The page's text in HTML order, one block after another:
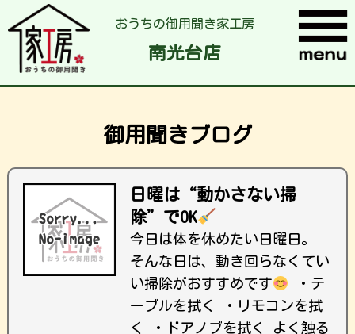
おうちの御用聞き家工房
南光台店
御用聞きブログ
日曜は“動かさない掃
除”でOK
今日は体を休めたい日曜日。
そんな日は、動き回らなくてい
い掃除がおすすめです
・テ
ーブルを拭く ・リモコンを拭
く ・ドアノブを拭く よく触る